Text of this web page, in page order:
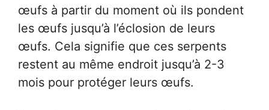
œufs à partir du moment où ils pondent
les œufs jusqu’à l’éclosion de leurs
œufs. Cela signifie que ces serpents
restent au même endroit jusqu’à 2-3
mois pour protéger leurs œufs.